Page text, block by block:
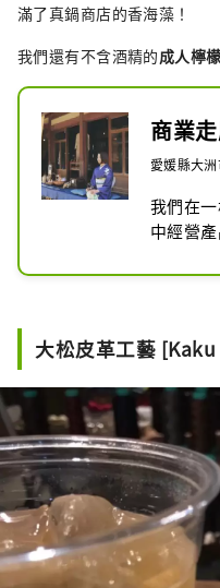
滿了真鍋商店的香海藻！
我們還有不含酒精的成人檸
商業
愛媛縣大
我們在
中經營
動。愛
電話：
大松皮革工藝